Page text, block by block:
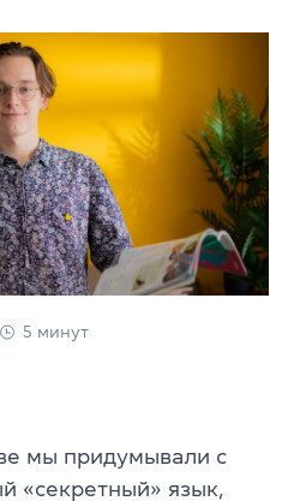
5 минут
мы придумывали с
«секретный» язык,